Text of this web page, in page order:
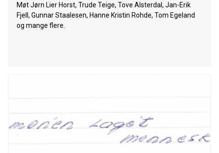
Møt Jørn Lier Horst, Trude Teige, Tove Alsterdal, Jan-Erik
Fjell, Gunnar Staalesen, Hanne Kristin Rohde, Tom Egeland
og mange flere.